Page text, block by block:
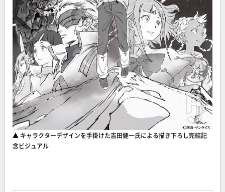
▲ キャラクターデザインを手掛けた吉田健一氏による描き下ろし完結記
念ビジュアル